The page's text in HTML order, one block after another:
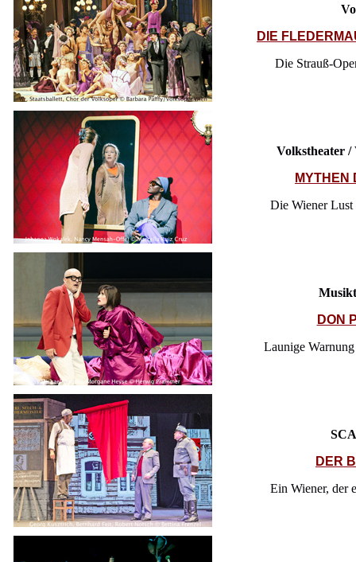
DIE
Die Strauß-
Volkstheater /
MYTHEN
Die Wiener Lust
DON
Launige
DER
Ein Wiener, der